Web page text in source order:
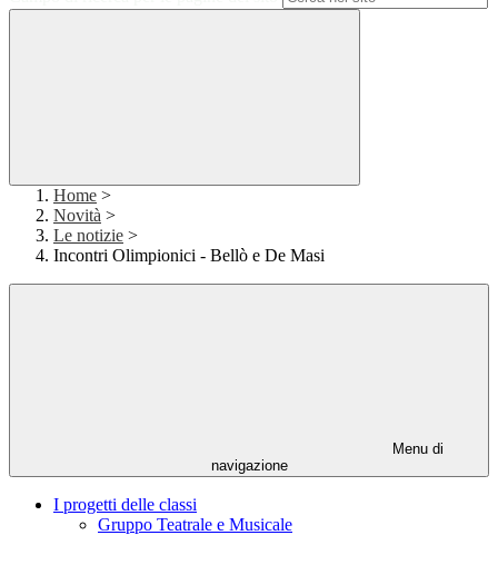
Home >
Novità >
Le notizie >
Incontri Olimpionici - Bellò e De Masi
Menu di
navigazione
I progetti delle classi
Gruppo Teatrale e Musicale